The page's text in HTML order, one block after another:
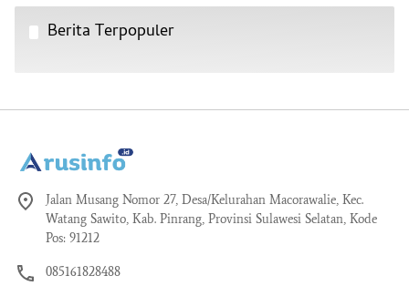
Berita Terpopuler
Jalan Musang Nomor 27, Desa/Kelurahan Macorawalie, Kec.
Watang Sawito, Kab. Pinrang, Provinsi Sulawesi Selatan, Kode
Pos: 91212
085161828488